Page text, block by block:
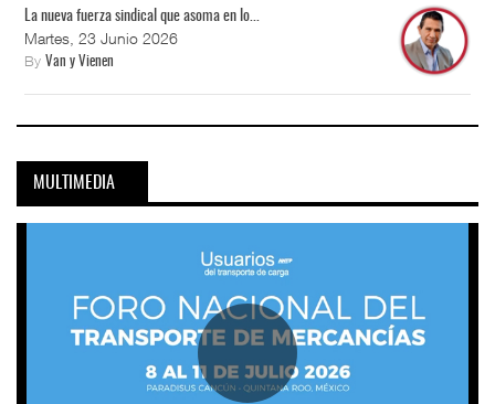
La nueva fuerza sindical que asoma en lo...
Martes, 23 Junio 2026
By Van y Vienen
MULTIMEDIA